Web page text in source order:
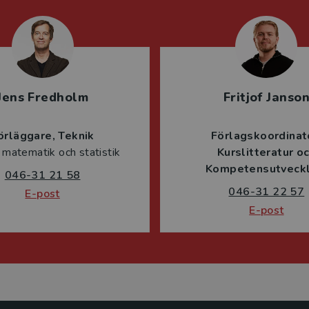
Fredholm
Teknik
matematik och statistik
046-31 21 58
E-post
Fritjof Janson
Kurslitteratur
046-31 22 57
E-post